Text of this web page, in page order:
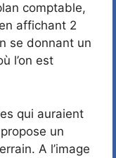
comptable,
affichant 2
se donnant un
l’on est
qui auraient
un
A l’image